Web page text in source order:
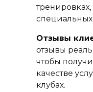
Отзывы
отзывы
чтобы
качестве
клубах.